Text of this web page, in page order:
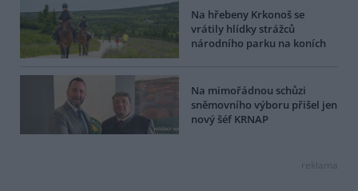
Na hřebeny Krkonoš se
vrátily hlídky strážců
národního parku na koních
Na mimořádnou schůzi
sněmovního výboru přišel jen
nový šéf KRNAP
reklama